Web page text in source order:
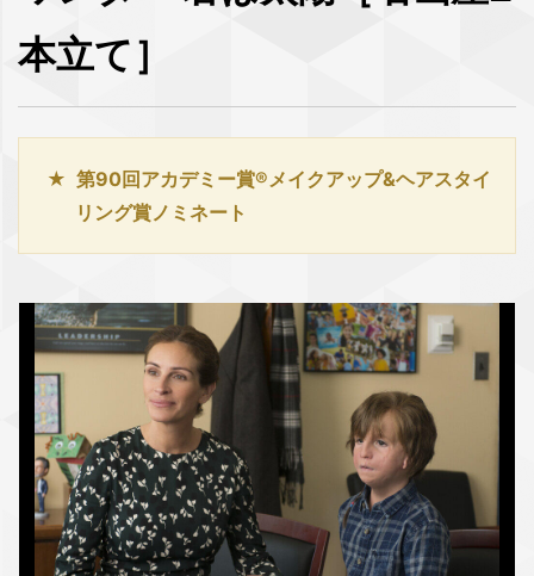
本立て］
第90回アカデミー賞®メイクアップ&ヘアスタイ
リング賞ノミネート